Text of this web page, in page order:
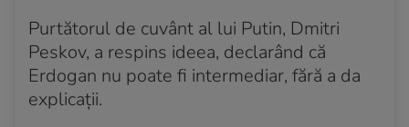
Purtătorul de cuvânt al lui Putin, Dmitri
Peskov, a respins ideea, declarând că
Erdogan nu poate fi intermediar, fără a da
explicaţii.